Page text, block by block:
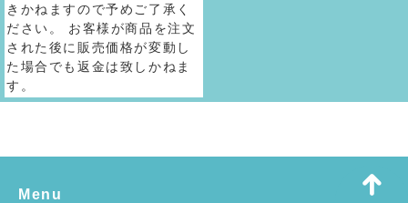
きかねますので予めご了承く
ださい。 お客様が商品を注文
された後に販売価格が変動し
た場合でも返金は致しかねま
す。
Menu